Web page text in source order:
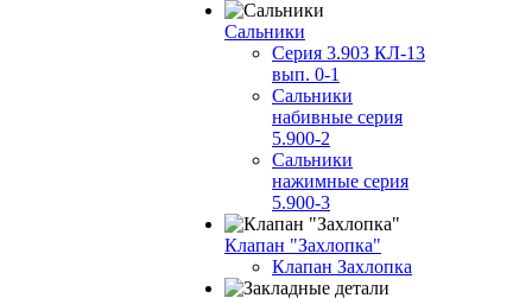
Сальники
Серия 3.903 КЛ-13
вып. 0-1
Сальники
набивные серия
5.900-2
Сальники
нажимные серия
5.900-3
Клапан "Захлопка"
Клапан Захлопка